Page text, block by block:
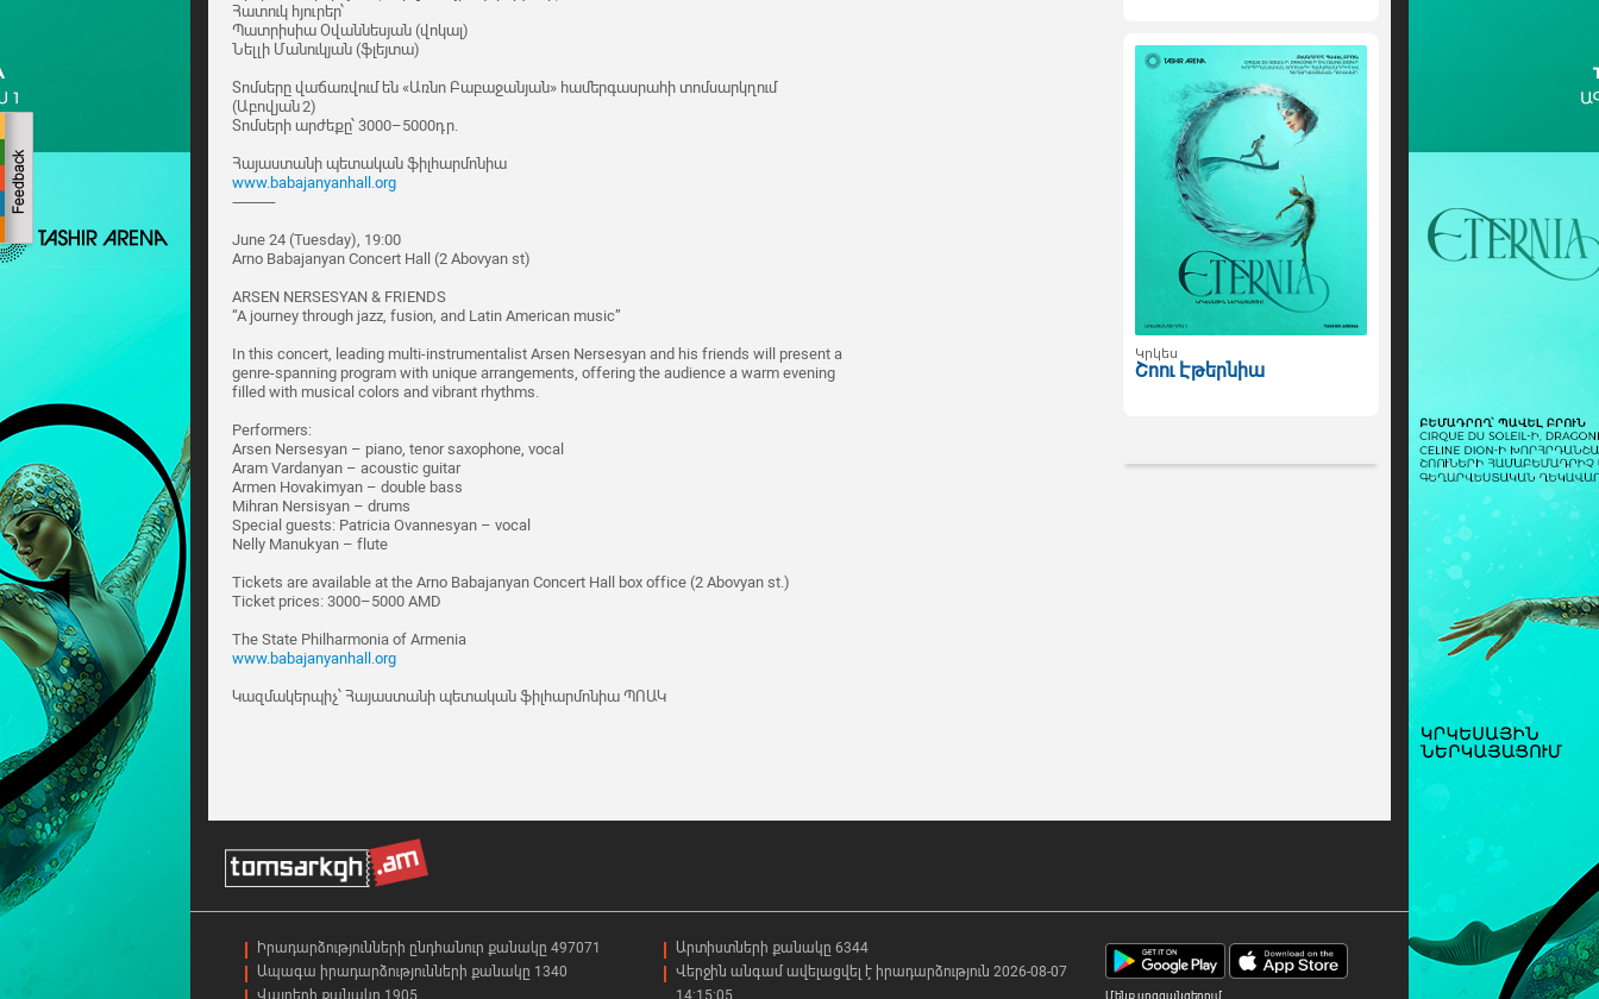
Հատուկ հյուրեր՝
Պատրիսիա Օվաննեսյան (վոկալ)
Նելլի Մանուկյան (ֆլեյտա)
Տոմսերը վաճառվում են «Առնո Բաբաջանյան» համերգասրահի տոմսարկղում
(Աբովյան 2)
Տոմսերի արժեքը՝ 3000–5000դր.
Հայաստանի պետական ֆիլհարմոնիա
www.babajanyanhall.org
⸻
June 24 (Tuesday), 19:00
Arno Babajanyan Concert Hall (2 Abovyan st)
ARSEN NERSESYAN & FRIENDS
“A journey through jazz, fusion, and Latin American music”
In this concert, leading multi-instrumentalist Arsen Nersesyan and his friends will present a
genre-spanning program with unique arrangements, offering the audience a warm evening
filled with musical colors and vibrant rhythms.
Performers:
Arsen Nersesyan – piano, tenor saxophone, vocal
Aram Vardanyan – acoustic guitar
Armen Hovakimyan – double bass
Mihran Nersisyan – drums
Special guests: Patricia Ovannesyan – vocal
Nelly Manukyan – flute
Tickets are available at the Arno Babajanyan Concert Hall box office (2 Abovyan st.)
Ticket prices: 3000–5000 AMD
The State Philharmonia of Armenia
www.babajanyanhall.org
Կազմակերպիչ՝ Հայաստանի պետական ֆիլհարմոնիա ՊՈԱԿ
Կրկես
Շոու Էթերնիա
Իրադարձությունների ընդհանուր քանակը 497071
Ապագա իրադարձությունների քանակը 1340
Վայրերի քանակը 1905
Արտիստների քանակը 6344
Վերջին անգամ ավելացվել է իրադարձություն 2026-08-07
14:15:05
Մենք սոցցանցերում